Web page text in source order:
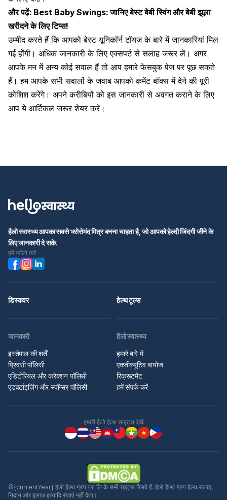
और पढ़ें: Best Baby Swings: जानिए बेस्ट बेबी स्विंग और बेबी झूला
खरीदने के लिए टिप्स!
उम्मीद करते हैं कि आपको बेस्ट यूनिकॉर्न टॉयज के बारे में जानकारियां मिल
गई होंगी। अधिक जानकारी के लिए एक्सपर्ट से सलाह जरूर लें। अगर
आपके मन में अन्य कोई सवाल हैं तो आप हमारे फेसबुक पेज पर पूछ सकते
हैं। हम आपके सभी सवालों के जवाब आपको कमेंट बॉक्स में देने की पूरी
कोशिश करेंगे। अपने करीबियों को इस जानकारी से अवगत कराने के लिए
आप ये आर्टिकल जरूर शेयर करें।
हैलो स्वास्थ्य आपका सबसे भरोसेमंद मित्र बनना चाहता है, जो आपको हेल्दी जिंदगी जीने के
लिए जानकारी दे सके.
हमें फॉलो करें
डिस्कवर हेल्थ टूल्स
जानकारी
इस्तेमाल की शर्तें
प्रिवसी पॉलिसी
एडिटोरियल और करेक्शन पॉलिसी
एडवर्टाइज़िंग और स्पॉन्सर पॉलिसी
हैलो स्वास्थ्य
हमारे बारे में
एक्जीक्यूटिव बायोज
रिक्रूटमेंट
हमें संपर्क करें
हमारी हैलो हेल्थ साइट्स देखें
©{currentYear} हैलो हेल्थ ग्रुप प्रा लि के सभी राइट्स रिसर्व हैं. हैलो हेल्थ ग्रुप हेल्थ सलाह,
निदान और इलाज इत्यादि सेवाएं नहीं देता।